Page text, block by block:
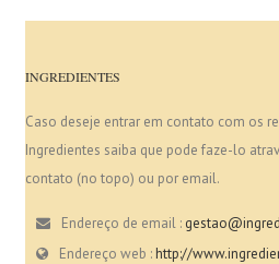
INGREDIENTES
Caso deseje entrar em contato com os
Ingredientes saiba que pode faze-lo
contato (no topo) ou por email.
Endereço de email :
Endereço web :http://